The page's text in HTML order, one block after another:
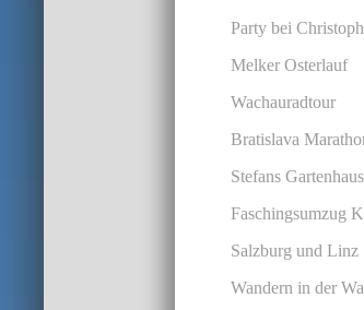
Party bei Christoph
Melker Osterlauf
Wachauradtour
Bratislava
Stefans
Faschingsumzug
Salzburg und Linz
Wandern in der